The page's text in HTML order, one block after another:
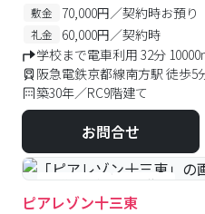
敷金 70,000円／契約時お預り
礼金
60,000円／契約時
学校まで電車利用 32分
阪急電鉄京都線南方駅 徒歩5
築30年／RC9階建て
お問合せ
#予約受付中 #空室待ち
ピアレゾン十三東